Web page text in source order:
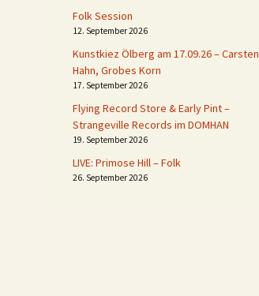
Folk Session
12. September 2026
Kunstkiez Ölberg am 17.09.26 – Carsten
Hahn, Grobes Korn
17. September 2026
Flying Record Store & Early Pint –
Strangeville Records im DOMHAN
19. September 2026
LIVE: Primose Hill – Folk
26. September 2026